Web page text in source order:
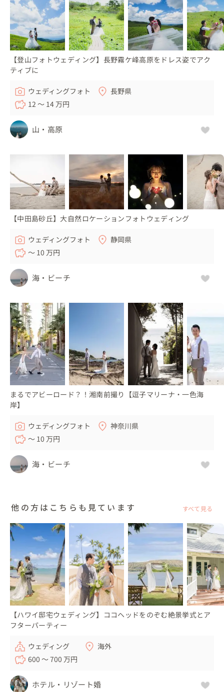
す。
『魔女の宅急便』の舞台になった場所で、オレンジ色の屋
根で統一された建物とアドリア海の美しい港町です✨
世界中の色々な場所での撮影依頼、お待ちしております！
【登山フォトウェディング】長野霧ケ峰高原をドレス姿でアク
ティブに
ウェディングフォト
長野県
12 〜 14 万円
山・高原
【中田島砂丘】大自然ロケーションフォトウェディング
ウェディングフォト
静岡県
〜 10 万円
海・ビーチ
まるでアビーロード？！湘南前撮り【逗子マリーナ・一色海
岸】
ウェディングフォト
神奈川県
〜 10 万円
海・ビーチ
他の方はこちらも見ています すべて見る
【ハワイ邸宅ウェディング】ココヘッドをのぞむ絶景挙式とア
フターパーティー
ウェディング
海外
600 〜 700 万円
ホテル・リゾート婚